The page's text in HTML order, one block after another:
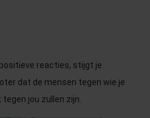
reacties, stijgt je
dat de mensen tegen wie je
jou zullen zijn.